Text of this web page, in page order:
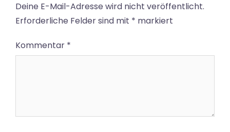
Deine E-Mail-Adresse wird nicht veröffentlicht.
Erforderliche Felder sind mit * markiert
Kommentar *